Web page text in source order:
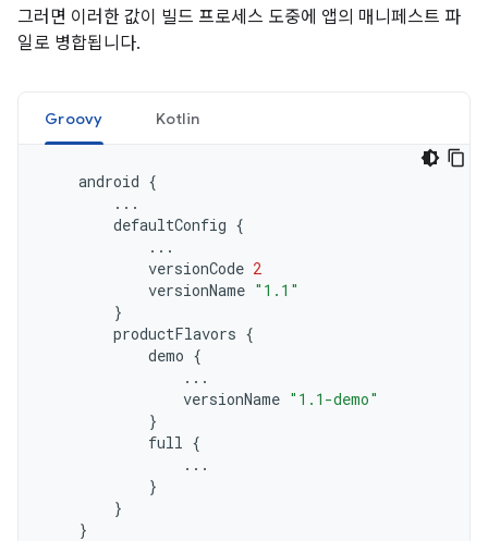
그러면 이러한 값이 빌드 프로세스 도중에 앱의 매니페스트 파
일로 병합됩니다.
Groovy Kotlin
android {
...
defaultConfig {
...
versionCode 2
versionName "1.1"
}
productFlavors {
demo {
...
versionName "1.1-demo"
}
full {
...
}
}
}